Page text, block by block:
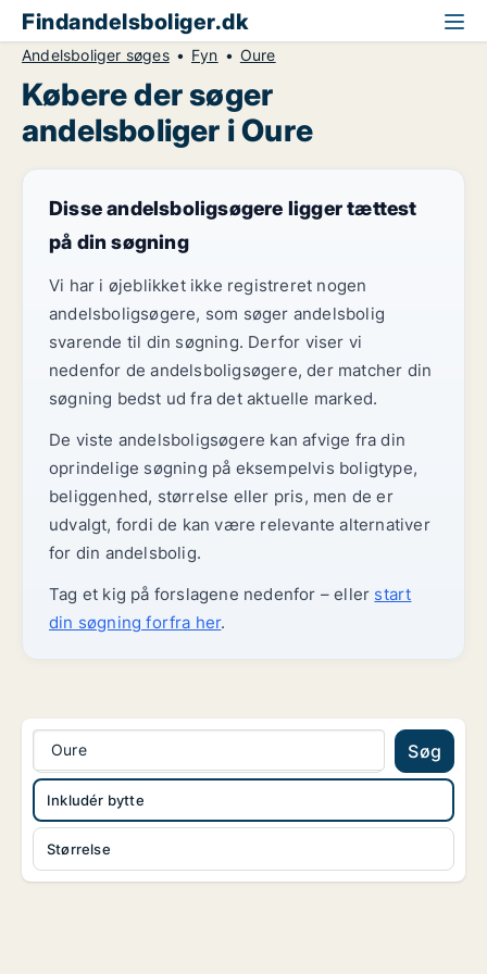
Findandelsboliger.dk
Andelsboliger søges Fyn Oure
Købere der søger
andelsboliger i Oure
Disse andelsboligsøgere ligger tættest
på din søgning
Vi har i øjeblikket ikke registreret nogen
andelsboligsøgere, som søger andelsbolig
svarende til din søgning. Derfor viser vi
nedenfor de andelsboligsøgere, der matcher din
søgning bedst ud fra det aktuelle marked.
De viste andelsboligsøgere kan afvige fra din
oprindelige søgning på eksempelvis boligtype,
beliggenhed, størrelse eller pris, men de er
udvalgt, fordi de kan være relevante alternativer
for din andelsbolig.
Tag et kig på forslagene nedenfor – eller start
din søgning forfra her.
Oure Søg
Størrelse
Inkludér bytte